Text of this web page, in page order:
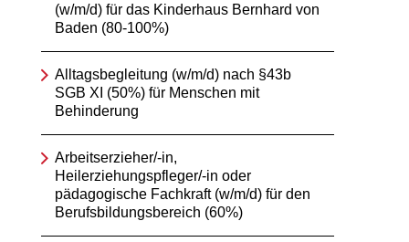
(w/m/d) für das Kinderhaus Bernhard von
Baden (80-100%)
Alltagsbegleitung (w/m/d) nach §43b
SGB XI (50%) für Menschen mit
Behinderung
Arbeitserzieher/-in,
Heilerziehungspfleger/-in oder
pädagogische Fachkraft (w/m/d) für den
Berufsbildungsbereich (60%)